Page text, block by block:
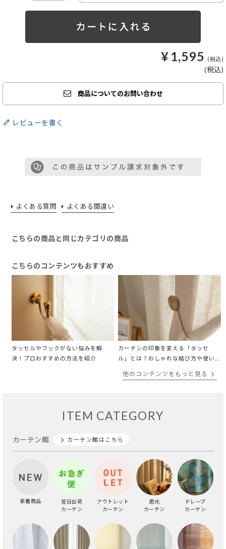
¥ 1,595
商品についてのお問い合わせ
レビューを書く
よくある質問 よくある間違い
こちらの商品と同じカテゴリの商品
こちらのコンテンツもおすすめ
タッセルやフックがない悩みを解
決！プロおすすめの方法を紹介
カーテンの印象を変える「タッセ
ル」とは？おしゃれな結び方や使い
他のコンテンツをもっと見る
ITEM CATEGORY
カーテン館 カーテン館はこちら
新着商品
翌日出荷
カーテン
アウトレット
カーテン
遮光
カーテン
ドレープ
カーテン